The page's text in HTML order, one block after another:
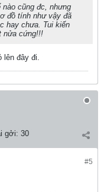
cũng đc, nhưng
đồ tính như vậy đã
hay chưa. Tui kiến
nửa cứng!!!
lên đây đi.
gởi: 30
#5